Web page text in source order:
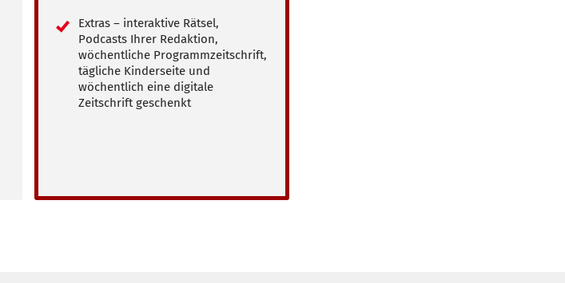
Extras – interaktive Rätsel,
Podcasts Ihrer Redaktion,
wöchentliche Programmzeitschrift,
tägliche Kinderseite und
wöchentlich eine digitale
Zeitschrift geschenkt